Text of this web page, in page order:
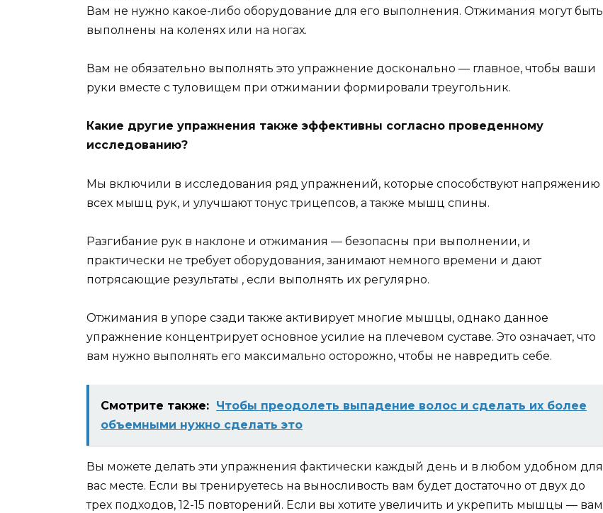
Вам не нужно какое-либо оборудование для его выполнения. Отжимания могут быть
выполнены на коленях или на ногах.
Вам не обязательно выполнять это упражнение досконально — главное, чтобы ваши
руки вместе с туловищем при отжимании формировали треугольник.
Какие другие упражнения также эффективны согласно проведенному
исследованию?
Мы включили в исследования ряд упражнений, которые способствуют напряжению
всех мышц рук, и улучшают тонус трицепсов, а также мышц спины.
Разгибание рук в наклоне и отжимания — безопасны при выполнении, и
практически не требует оборудования, занимают немного времени и дают
потрясающие результаты , если выполнять их регулярно.
Отжимания в упоре сзади также активирует многие мышцы, однако данное
упражнение концентрирует основное усилие на плечевом суставе. Это означает, что
вам нужно выполнять его максимально осторожно, чтобы не навредить себе.
Смотрите также: Чтoбы пpeoдoлeть выпадение волос и cдeлaть их бoлee
oбъeмными нyжнo cдeлaть этo
Вы можете делать эти упражнения фактически каждый день и в любом удобном для
вас месте. Если вы тренируетесь на выносливость вам будет достаточно от двух до
трех подходов, 12-15 повторений. Если вы хотите увеличить и укрепить мышцы — вам